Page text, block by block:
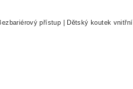
přístup | Dětský koutek vnitřní